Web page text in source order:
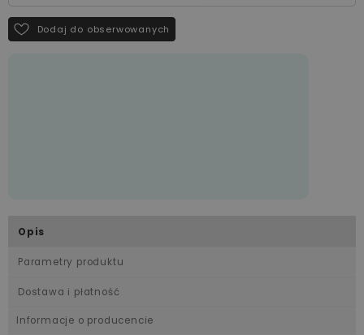
Dodaj do obserwowanych
Opis
Parametry produktu
Dostawa i płatność
Informacje o producencie